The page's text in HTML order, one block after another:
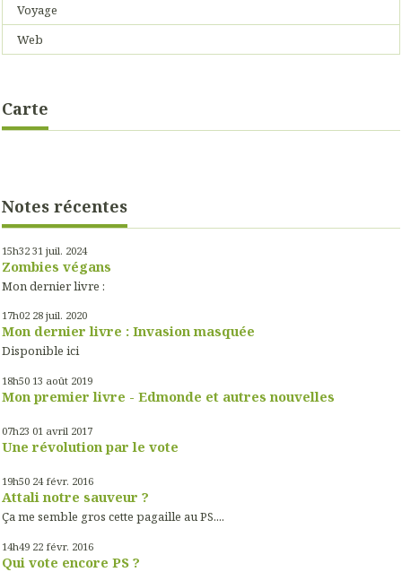
Voyage
Web
Carte
Notes récentes
15h32 31 juil. 2024
Zombies végans
Mon dernier livre :
17h02 28 juil. 2020
Mon dernier livre : Invasion masquée
Disponible ici
18h50 13 août 2019
Mon premier livre - Edmonde et autres nouvelles
07h23 01 avril 2017
Une révolution par le vote
19h50 24 févr. 2016
Attali notre sauveur ?
Ça me semble gros cette pagaille au PS....
14h49 22 févr. 2016
Qui vote encore PS ?